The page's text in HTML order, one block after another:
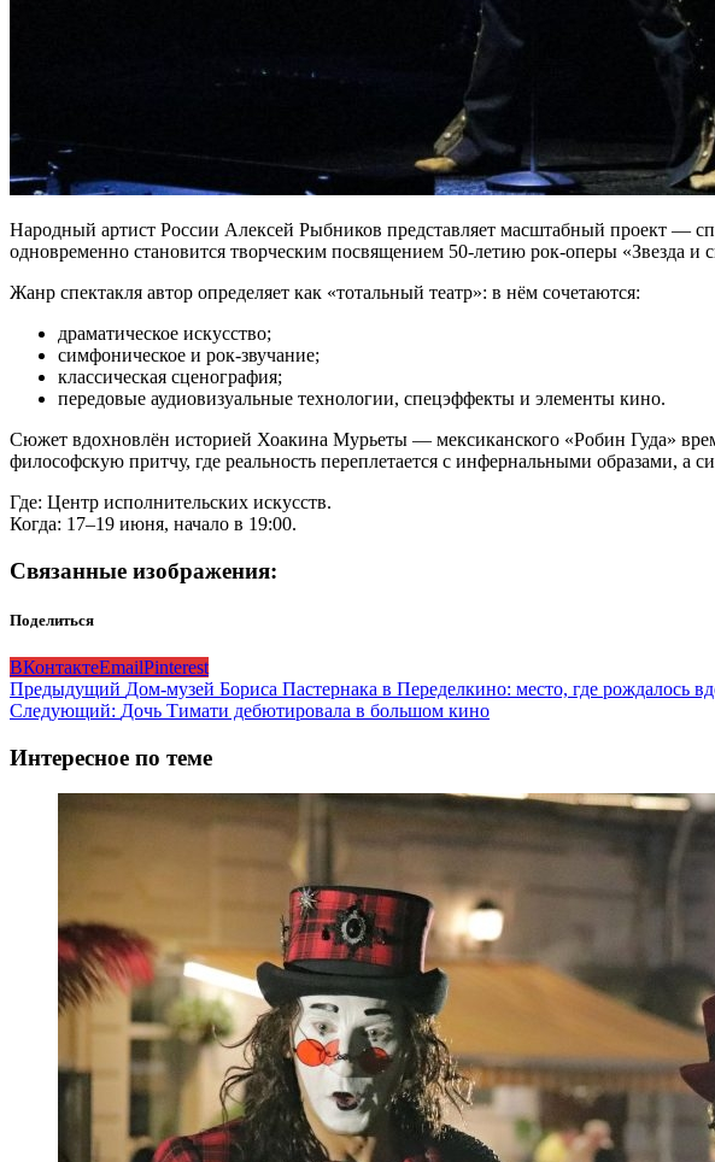
Народный артист России Алексей Рыбников представляет масштабный проект —
одновременно становится творческим посвящением 50‑летию рок‑оперы «Звезда и
Жанр спектакля автор определяет как «тотальный театр»: в нём сочетаются:
драматическое искусство;
симфоническое и рок‑звучание;
классическая сценография;
передовые аудиовизуальные технологии, спецэффекты и элементы кино.
Сюжет вдохновлён историей Хоакина Мурьеты — мексиканского «Робин Гуда»
философскую притчу, где реальность переплетается с инфернальными образами,
Где: Центр исполнительских искусств.
Когда: 17–19 июня, начало в 19:00.
Связанные изображения:
Поделиться
ВКонтактеEmailPinterest
Навигация
записи
Предыдущий Дом‑музей Бориса Пастернака в Переделкино: место, где рождалось
Следующий: Дочь Тимати дебютировала в большом кино
Интересное по теме